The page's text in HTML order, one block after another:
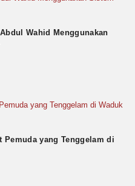
Wahid Menggunakan
Pemuda yang Tenggelam di